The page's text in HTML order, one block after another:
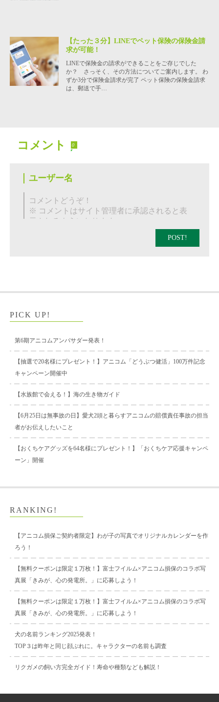
【たった３分】LINEでペット保険の保険金請
求が可能！
LINEで保険金の請求ができることをご存じでした
か？ さっそく、その方法についてご案内します。 わ
ずか3分で保険金請求が完了 ペット保険の保険金請求
は、郵送で手…
コメント 0
POST!
PICK UP!
第6期アニコムアンバサダー発表！
【抽選で20名様にプレゼント！】アニコム「どうぶつ健活」100万件記念
キャンペーン開催中
【水族館で会える！】海の生き物ガイド
【6月25日は無事故の日】愛犬2頭と暮らすアニコムの賠償責任事故の担当
者がお伝えしたいこと
【おくちケアグッズを64名様にプレゼント！】「おくちケア応援キャンペ
ーン」開催
RANKING!
【アニコム損保ご契約者限定】わが子の写真でオリジナルカレンダーを作
ろう！
【無料クーポンは限定１万枚！】富士フイルム×アニコム損保のコラボ写
真展「きみが、心の発電所。」に応募しよう！
【無料クーポンは限定１万枚！】富士フイルム×アニコム損保のコラボ写
真展「きみが、心の発電所。」に応募しよう！
犬の名前ランキング2025発表！
TOP３は昨年と同じ顔ぶれに。キャラクターの名前も調査
リクガメの飼い方完全ガイド！寿命や種類なども解説！